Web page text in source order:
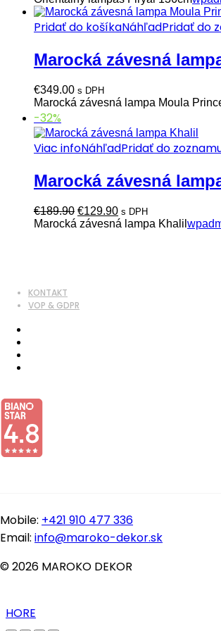
Pridať do košíkaNáhľadPridať do
Marocká závesná
€349.00 s DPH
Marocká závesná lampa Moula
-32%
Viac infoNáhľadPridať do
Marocká závesná
€189.90 Pôvodná
cena
€129.90Aktuálna
cena
s DPH
Marocká závesná lampa Khalil
KONTAKT
VOP & GDPR
Mobile: +421 910 477 336
Email: info@maroko-dekor.sk
© 2026 MAROKO DEKOR
HORE